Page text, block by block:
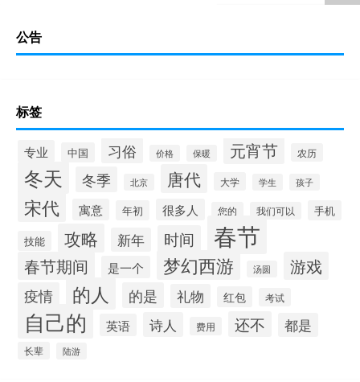
公告
标签
专业 中国 习俗 价格 保暖 元宵节 农历
冬天 冬季 北京 唐代 大学 学生 孩子
宋代 寓意 年初 很多人 您的 我们可以
手机
技能
攻略 新年 时间 春节
春节期间 是一个 梦幻西游 汤圆 游戏
疫情 的人 的是 礼物 红包 考试
自己的 英语 诗人 费用 还不 都是
长辈 陆游